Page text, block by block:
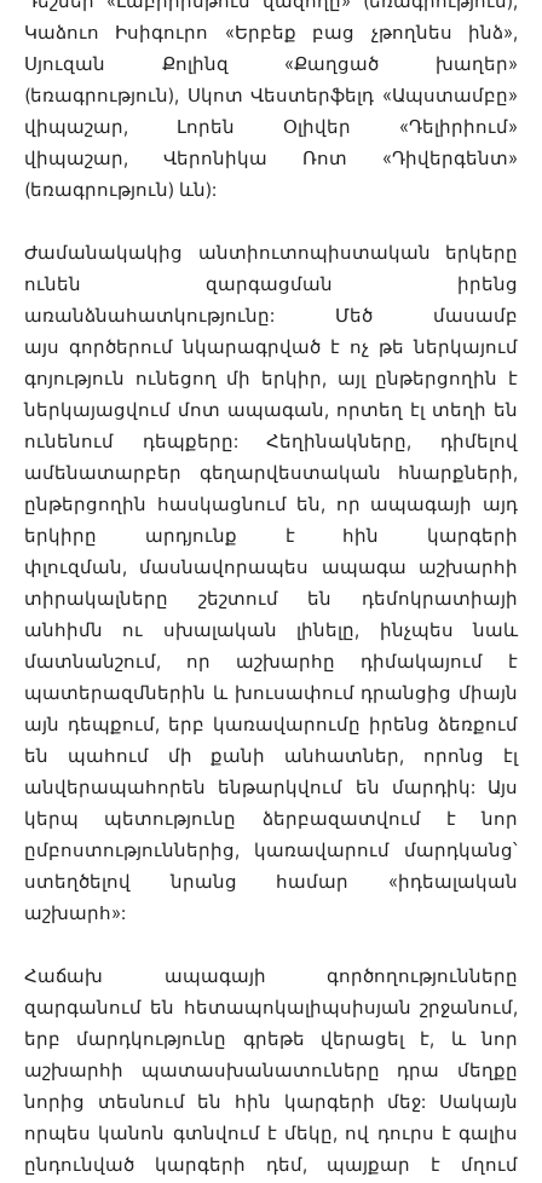
Կաձուո Իսիգուրո «Երբեք բաց չթողնես ինձ»,
Սյուզան Քոլինզ «Քաղցած խաղեր»
(եռագրություն), Սկոտ Վեստերֆելդ «Ապստամբը»
վիպաշար, Լորեն Օլիվեր «Դելիրիում»
վիպաշար, Վերոնիկա Ռոտ «Դիվերգենտ»
(եռագրություն) ևն):
Ժամանակակից անտիուտոպիստական երկերը
ունեն զարգացման իրենց
առանձնահատկությունը: Մեծ մասամբ
այս գործերում նկարագրված է ոչ թե ներկայում
գոյություն ունեցող մի երկիր, այլ ընթերցողին է
ներկայացվում մոտ ապագան, որտեղ էլ տեղի են
ունենում դեպքերը: Հեղինակները, դիմելով
ամենատարբեր գեղարվեստական հնարքների,
ընթերցողին հասկացնում են, որ ապագայի այդ
երկիրը արդյունք է հին կարգերի
փլուզման, մասնավորապես ապագա աշխարհի
տիրակալները շեշտում են դեմոկրատիայի
անհիմն ու սխալական լինելը, ինչպես նաև
մատնանշում, որ աշխարհը դիմակայում է
պատերազմներին և խուսափում դրանցից միայն
այն դեպքում, երբ կառավարումը իրենց ձեռքում
են պահում մի քանի անհատներ, որոնց էլ
անվերապահորեն ենթարկվում են մարդիկ: Այս
կերպ պետությունը ձերբազատվում է նոր
ըմբոստություններից, կառավարում մարդկանց՝
ստեղծելով նրանց համար «իդեալական
աշխարհ»:
Հաճախ ապագայի գործողությունները
զարգանում են հետապոկալիպսիսյան շրջանում,
երբ մարդկությունը գրեթե վերացել է, և նոր
աշխարհի պատասխանատուները դրա մեղքը
նորից տեսնում են հին կարգերի մեջ: Սակայն
որպես կանոն գտնվում է մեկը, ով դուրս է գալիս
ընդունված կարգերի դեմ, պայքար է մղում